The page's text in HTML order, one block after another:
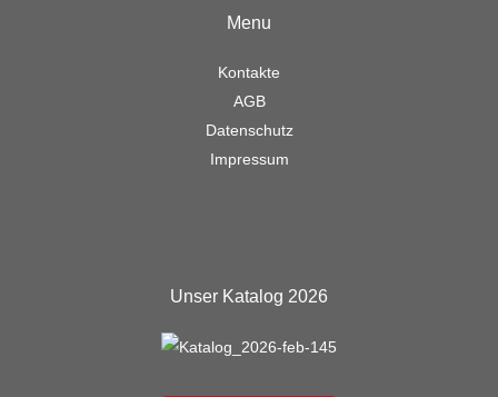
Menu
Kontakte
AGB
Datenschutz
Impressum
Unser Katalog 2026